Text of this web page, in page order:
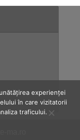
ma.ro
experienței
în care vizitatorii
traficului.